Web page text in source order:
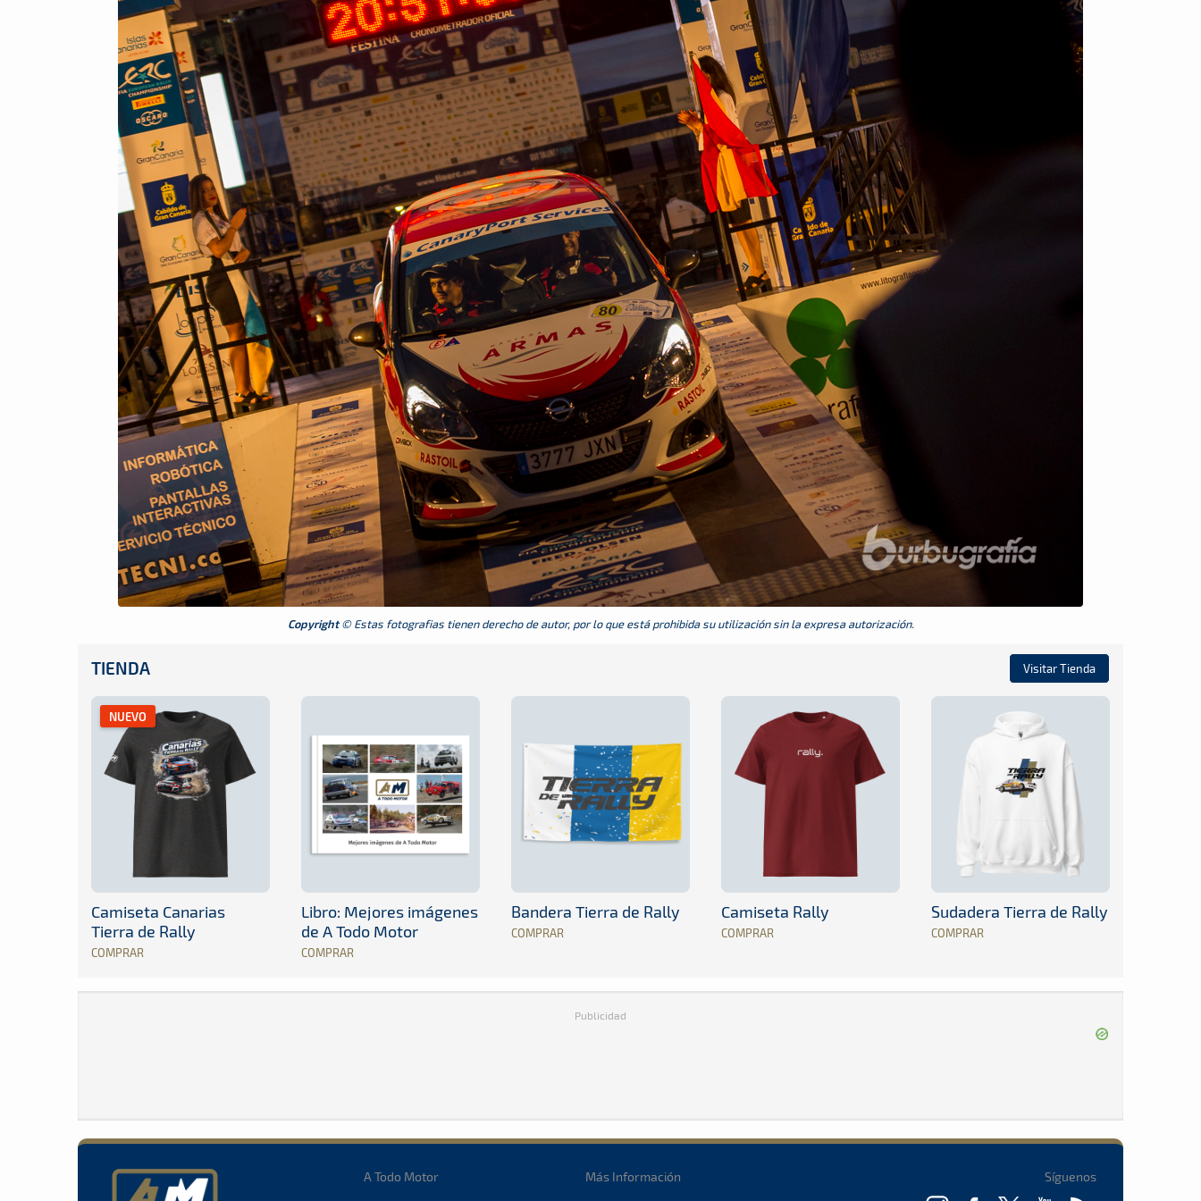
Copyright© Estas fotografias tienen derecho de autor, por lo que está prohibida su utilización sin la expresa autorización.
TIENDA Visitar Tienda
NUEVO
Camiseta Canarias
Tierra de Rally
COMPRAR
Libro: Mejores imágenes
de A Todo Motor
COMPRAR
Bandera Tierra de Rally
COMPRAR
Camiseta Rally
COMPRAR
Sudadera Tierra de Rally
COMPRAR
Publicidad
A Todo Motor Más Información Síguenos